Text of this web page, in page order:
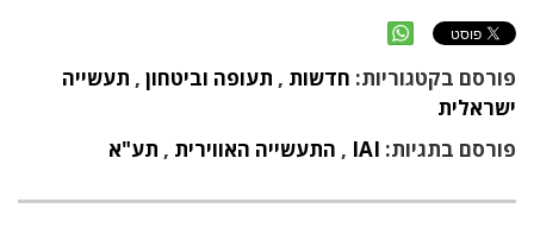
פורסם בקטגוריות: חדשות , תעופה וביטחון , תעשייה
ישראלית
פורסם בתגיות: IAI
, התעשייה האווירית , תע"א